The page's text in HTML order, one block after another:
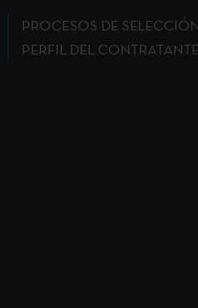
PROCESOS DE SELECCIÓN
PERFIL DEL CONTRATANTE